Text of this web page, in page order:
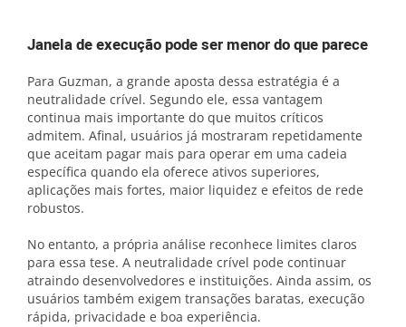
Janela de execução pode ser menor do que parece
Para Guzman, a grande aposta dessa estratégia é a
neutralidade crível. Segundo ele, essa vantagem
continua mais importante do que muitos críticos
admitem. Afinal, usuários já mostraram repetidamente
que aceitam pagar mais para operar em uma cadeia
específica quando ela oferece ativos superiores,
aplicações mais fortes, maior liquidez e efeitos de rede
robustos.
No entanto, a própria análise reconhece limites claros
para essa tese. A neutralidade crível pode continuar
atraindo desenvolvedores e instituições. Ainda assim, os
usuários também exigem transações baratas, execução
rápida, privacidade e boa experiência.